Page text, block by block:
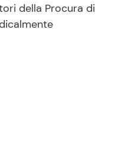
della Procura di